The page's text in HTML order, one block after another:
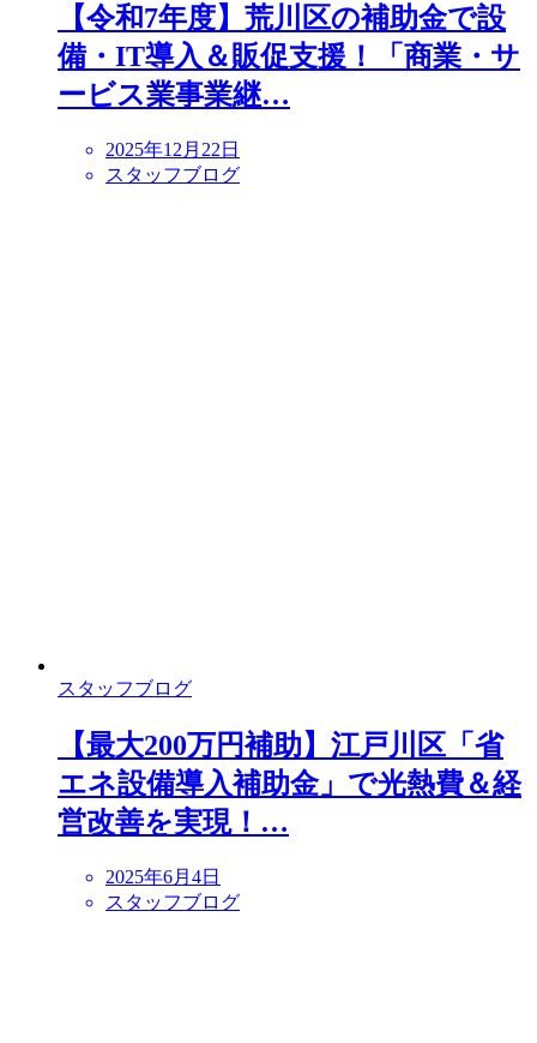
【令和7年度】荒川区の補助金で設
備・IT導入＆販促支援！「商業・サ
ービス業事業継…
2025年12月22日
スタッフブログ
スタッフブログ
【最大200万円補助】江戸川区「省
エネ設備導入補助金」で光熱費＆経
営改善を実現！…
2025年6月4日
スタッフブログ